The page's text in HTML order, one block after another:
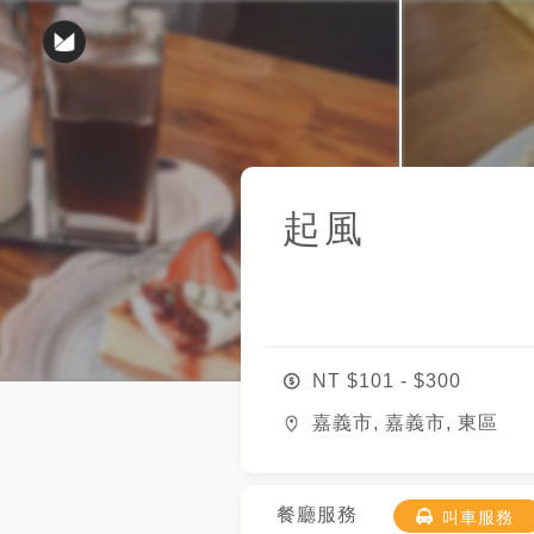
起風
NT $101 - $300
嘉義市, 嘉義市, 東區
餐廳服務 叫車服務